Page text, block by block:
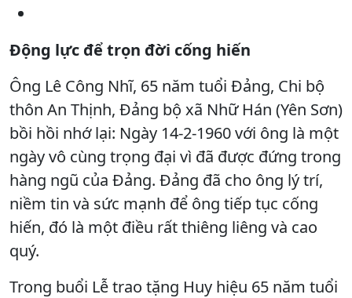
Động lực để trọn đời cống hiến
Ông Lê Công Nhĩ, 65 năm tuổi Đảng, Chi bộ
thôn An Thịnh, Đảng bộ xã Nhữ Hán (Yên Sơn)
bồi hồi nhớ lại: Ngày 14-2-1960 với ông là một
ngày vô cùng trọng đại vì đã được đứng trong
hàng ngũ của Đảng. Đảng đã cho ông lý trí,
niềm tin và sức mạnh để ông tiếp tục cống
hiến, đó là một điều rất thiêng liêng và cao
quý.
Trong buổi Lễ trao tặng Huy hiệu 65 năm tuổi